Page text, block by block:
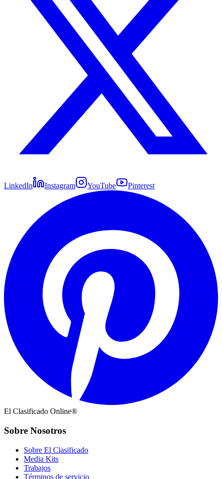
LinkedIn Instagram YouTube Pinterest
El Clasificado Online®
Sobre Nosotros
Sobre El Clasificado
Media Kits
Trabajos
Términos de servicio